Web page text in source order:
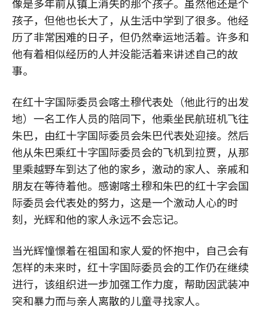
孩子，但他也长大了，从生活中学到了很多。他经
历了非常困难的日子，但仍然幸运地活着。许多和
他有着相似经历的人并没能活着来讲述自己的故
事。
在红十字国际委员会喀土穆代表处（他此行的出发
地）一名工作人员的陪同下，他乘坐民航班机飞往
朱巴，由红十字国际委员会朱巴代表处迎接。然后
他从朱巴乘红十字国际委员会的飞机到拉贾，从那
里乘越野车到达了他的家乡，激动的家人、亲戚和
朋友在等待着他。感谢喀土穆和朱巴的红十字会国
际委员会代表处的努力，这是一个激动人心的时
刻，光辉和他的家人永远不会忘记。
当光辉憧憬着在祖国和家人爱的怀抱中，自己会有
怎样的未来时，红十字国际委员会的工作仍在继续
进行，该组织进一步加强工作力度，帮助因武装冲
突和暴力而与亲人离散的儿童寻找家人。